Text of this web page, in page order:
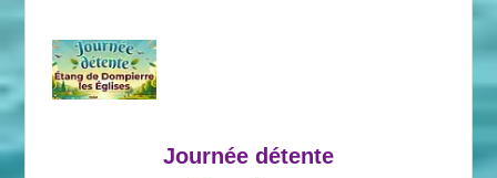
Journée détente